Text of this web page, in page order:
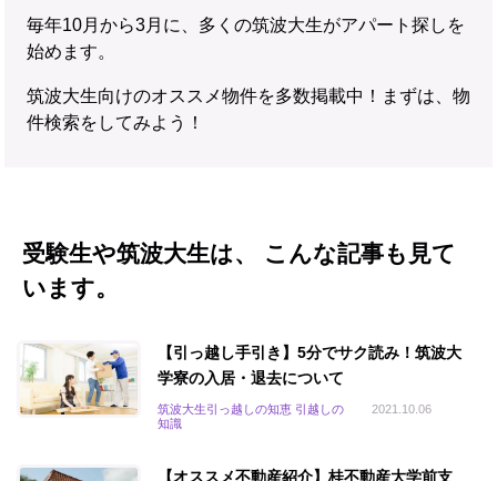
毎年10月から3月に、多くの筑波大生がアパート探しを
始めます。
筑波大生向けのオススメ物件を多数掲載中！まずは、物
件検索をしてみよう！
受験生や筑波大生は、 こんな記事も見て
います。
【引っ越し手引き】5分でサク読み！筑波大
学寮の入居・退去について
2021.10.06
筑波大生引っ越しの知恵 引越しの
知識
【オススメ不動産紹介】桂不動産大学前支